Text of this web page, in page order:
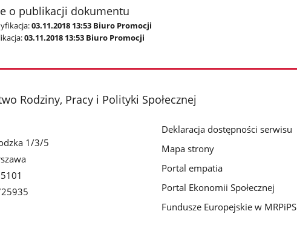
o publikacji dokumentu
03.11.2018 13:53 Biuro Promocji
03.11.2018 13:53 Biuro Promocji
Rodziny, Pracy i Polityki Społecznej
1/3/5
Deklaracja dostępności serwisu
Mapa strony
Portal empatia
Portal Ekonomii Społecznej
Fundusze Europejskie w MRPiPS